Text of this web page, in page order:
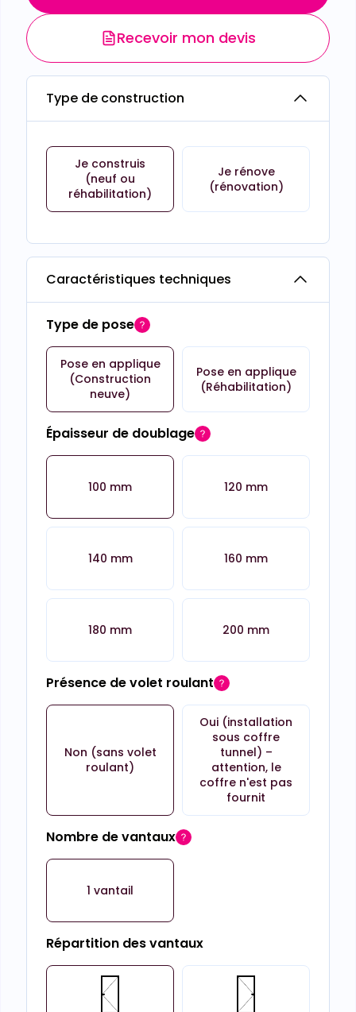
Recevoir mon devis
Type de construction
Je construis
(neuf ou
réhabilitation)
Je rénove
(rénovation)
Caractéristiques techniques
Type de pose
Pose en applique
(Construction
neuve)
Pose en applique
(Réhabilitation)
Épaisseur de doublage
100 mm 120 mm
140 mm 160 mm
180 mm 200 mm
Présence de volet roulant
Non (sans volet
roulant)
Oui (installation
sous coffre
tunnel) –
attention, le
coffre n'est pas
fournit
Nombre de vantaux
1 vantail
Répartition des vantaux